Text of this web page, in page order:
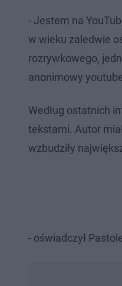
- Jestem na
w wieku zaledwie
rozrywkowego,
anonimowy
Według ostatnich
tekstami. Autor
wzbudziły
- oświadczył